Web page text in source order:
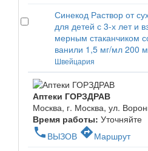
Синекод Раствор от
для детей с 3-х лет и
мерным стаканчиком
ванили 1,5 мг/мл 200
Швейцария
Аптеки ГОРЗДРАВ
Москва, г. Москва, ул.
Время работы: Уточняйте
phone ВЫЗОВ directionsМаршрут